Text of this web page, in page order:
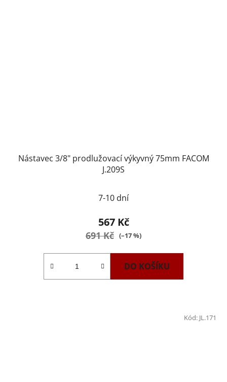
Nástavec 3/8" prodlužovací výkyvný 75mm FACOM
J.209S
7-10 dní
567 Kč
691 Kč (–17 %)
DO KOŠÍKU
Kód: JL.171